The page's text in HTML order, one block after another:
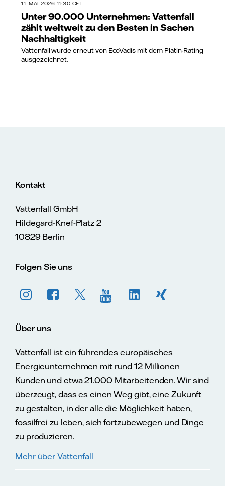
11. MAI 2026 11:30 CET
Unter 90.000 Unternehmen: Vattenfall
zählt weltweit zu den Besten in Sachen
Nachhaltigkeit
Vattenfall wurde erneut von EcoVadis mit dem Platin-Rating
ausgezeichnet.
Kontakt
Vattenfall GmbH
Hildegard-Knef-Platz 2
10829 Berlin
Folgen Sie uns
Über uns
Vattenfall ist ein führendes europäisches
Energieunternehmen mit rund 12 Millionen
Kunden und etwa 21.000 Mitarbeitenden. Wir sind
überzeugt, dass es einen Weg gibt, eine Zukunft
zu gestalten, in der alle die Möglichkeit haben,
fossilfrei zu leben, sich fortzubewegen und Dinge
zu produzieren.
Mehr über Vattenfall